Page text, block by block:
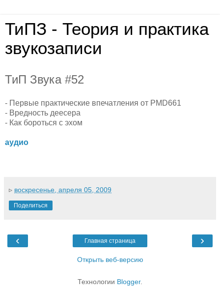
ТиПЗ - Теория и практика
звукозаписи
ТиП Звука #52
- Первые практические впечатления от PMD661
- Вредность деесера
- Как бороться с эхом
аудио
▹ воскресенье, апреля 05, 2009
Поделиться
‹ ›
Главная страница
Открыть веб-версию
Технологии Blogger.